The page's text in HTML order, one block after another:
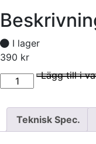
I lager
390 kr
I lager
Propeller 17x10 Pattern mängd Lägg till i
Teknisk Spec.